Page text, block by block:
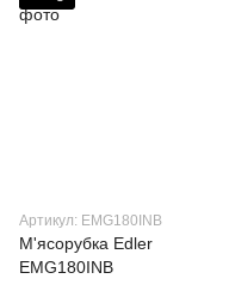
Артикул: EMG180INB
М'ясорубка Edler
EMG180INB